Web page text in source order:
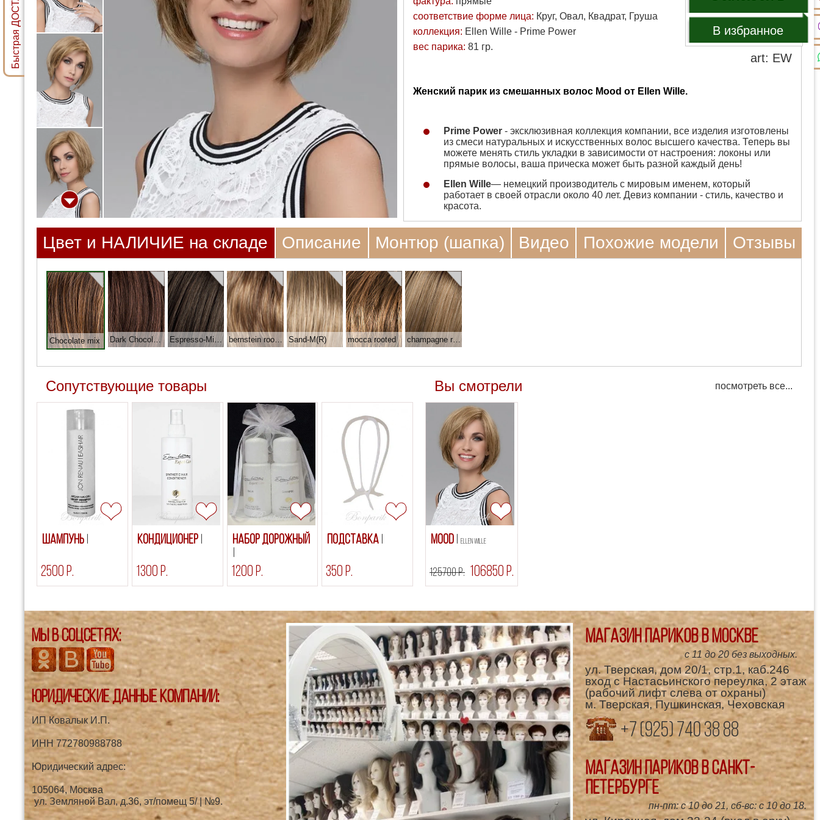
соответствие форме лица: Круг, Овал, Квадрат, Груша
коллекция: Ellen Wille - Prime Power
вес парика: 81 гр.
В избранное
art: EW
Женский парик из смешанных волос Mood от Ellen Wille.
Prime Power- эксклюзивная коллекция компании, все изделия изготовлены
из смеси натуральных и искусственных волос высшего качества. Теперь вы
можете менять стиль укладки в зависимости от настроения: локоны или
прямые волосы, ваша прическа может быть разной каждый день!
Ellen Wille— немецкий производитель с мировым именем, который
работает в своей отрасли около 40 лет. Девиз компании - стиль, качество и
красота.
Цвет и НАЛИЧИЕ на складе Описание Монтюр (шапка) Видео Похожие модели Отзывы
Chocolate mix Dark Chocolate-M(R)(M5S) Espresso-Mix(M2S) bernstein rooted Sand-M(R) mocca rooted champagne rooted
Сопутствующие товары
Шампунь
2500 р.
Кондиционер
1300 р.
Набор дорожный
1200 р.
Подставка
350 р.
Вы смотрели посмотреть все...
Mood Ellen Wille
125700 р. 106850 р.
Мы в соцсетях:
Юридические данные компании:
ИП Ковалык И.П.
ИНН 772780988788
Юридический адрес:
105064, Москва
ул. Земляной Вал, д.36, эт/помещ 5/ | №9.
Магазин париков в Москве
с 11 до 20 без выходных.
ул. Тверская, дом 20/1, стр.1, каб.246
вход с Настасьинского переулка, 2 этаж
(рабочий лифт слева от охраны)
м. Тверская, Пушкинская, Чеховская
+7 (925) 740 38 88
Магазин париков в Санкт-
Петербурге
пн-пт: с 10 до 21, сб-вс: с 10 до 18.